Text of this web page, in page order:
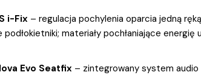
i-Fix – regulacja pochylenia oparcia jedną
materiały pochłaniające
Evo Seatfix – zintegrowany system audio